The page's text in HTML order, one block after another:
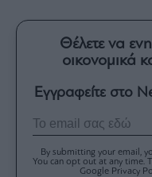
Θέλετε να
οικονομικά
Εγγραφείτε στο
By submitting your email,
You can opt out at any time.
Google Privacy